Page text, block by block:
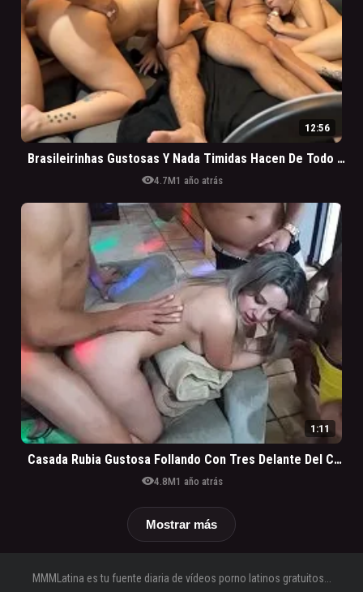
12:56
Brasileirinhas Gustosas Y Nada Timidas Hacen De Todo En La Suruba
visibility4.7M1 año atrás
1:11
Casada Rubia Gustosa Follando Con Tres Delante Del Corno
visibility4.8M1 año atrás
Mostrar más
MMMLatina es tu fuente diaria de vídeos porno latinos gratuitos...